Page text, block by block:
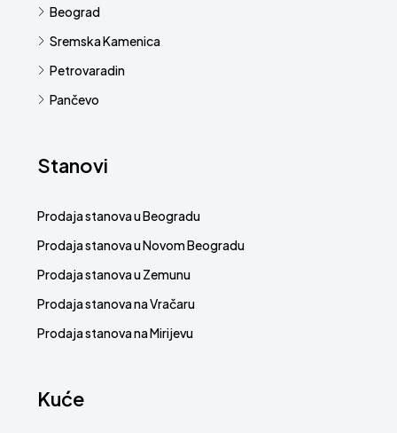
Beograd
Sremska Kamenica
Petrovaradin
Pančevo
Stanovi
Prodaja stanova u Beogradu
Prodaja stanova u Novom Beogradu
Prodaja stanova u Zemunu
Prodaja stanova na Vračaru
Prodaja stanova na Mirijevu
Kuće